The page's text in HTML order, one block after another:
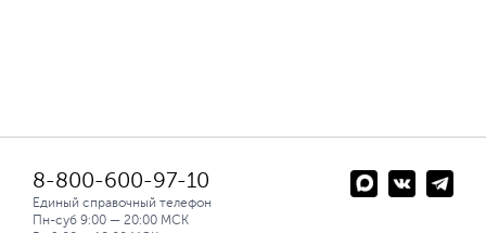
8-800-600-97-10
Единый справочный телефон
Пн-суб 9:00 — 20:00 МСК